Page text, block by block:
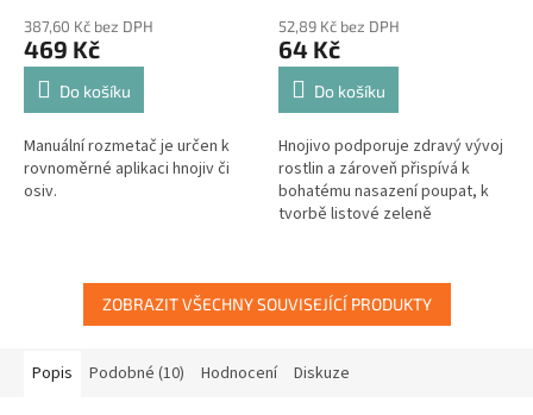
387,60 Kč bez DPH
469 Kč
Do košíku
Manuální rozmetač je určen k
rovnoměrné aplikaci hnojiv či
osiv.
52,89 Kč bez DPH
64 Kč
Do košíku
Hnojivo podporuje zdravý vývoj
rostlin a zároveň přispívá k
bohatému nasazení poupat, k
tvorbě listové zeleně
ZOBRAZIT VŠECHNY SOUVISEJÍCÍ PRODUKTY
Popis Podobné (10) Hodnocení Diskuze